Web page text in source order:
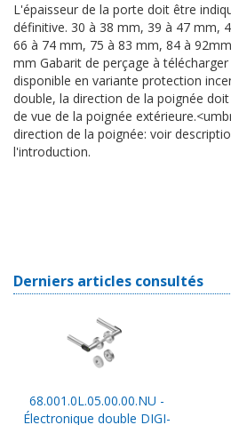
L'épaisseur de la porte doit être
définitive. 30 à 38 mm, 39 à 47 mm,
66 à 74 mm, 75 à 83 mm, 84 à
mm Gabarit de perçage à
disponible en variante protection
double, la direction de la poignée
de vue de la poignée
direction de la poignée: voir
l'introduction.
Derniers articles consultés
68.001.0L.05.00.00.NU -
Électronique double DIGI-